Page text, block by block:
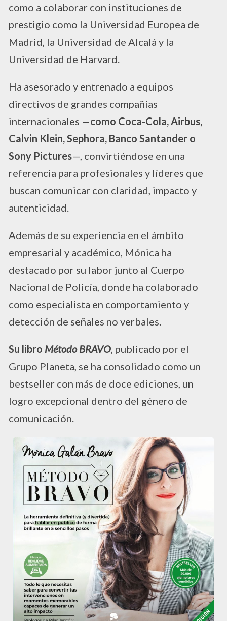
como a colaborar con instituciones de
prestigio como la Universidad Europea de
Madrid, la Universidad de Alcalá y la
Universidad de Harvard.
Ha asesorado y entrenado a equipos
directivos de grandes compañías
internacionales —como Coca-Cola, Airbus,
Calvin Klein, Sephora, Banco Santander o
Sony Pictures—, convirtiéndose en una
referencia para profesionales y líderes que
buscan comunicar con claridad, impacto y
autenticidad.
Además de su experiencia en el ámbito
empresarial y académico, Mónica ha
destacado por su labor junto al Cuerpo
Nacional de Policía, donde ha colaborado
como especialista en comportamiento y
detección de señales no verbales.
Su libro Método BRAVO , publicado por el
Grupo Planeta, se ha consolidado como un
bestseller con más de doce ediciones, un
logro excepcional dentro del género de
comunicación.